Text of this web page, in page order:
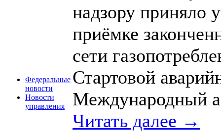
Федеральные
новости
Новости
управления
надзору приняло
приёмке
сети
Стартовой
Международный
Читать далее →